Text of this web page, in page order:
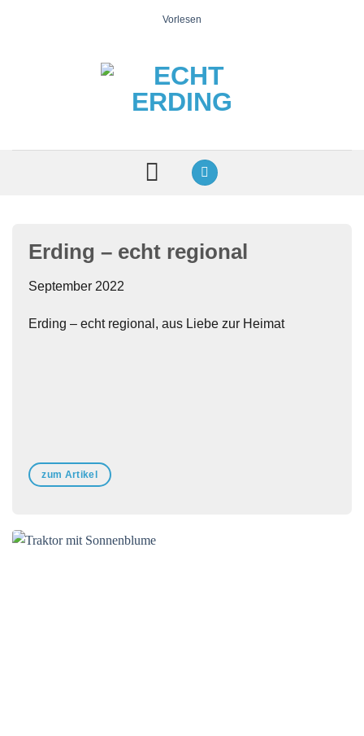
Vorlesen
Erding – echt regional
September 2022
Erding – echt regional, aus Liebe zur Heimat
zum Artikel